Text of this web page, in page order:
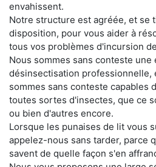
envahissent.
Notre structure est agréée, et se
disposition, pour vous aider à
tous vos problèmes d'incursion
Nous sommes sans conteste une
désinsectisation professionnelle,
sommes sans conteste capables
toutes sortes d'insectes, que ce
ou bien d'autres encore.
Lorsque les punaises de lit vous
appelez-nous sans tarder, parce
savent de quelle façon s'en